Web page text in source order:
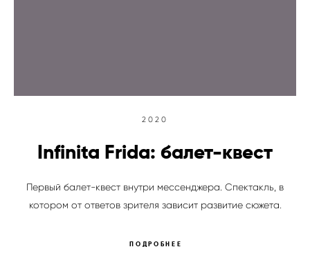
2020
Infinita Frida: балет-квест
Первый балет-квест внутри мессенджера. Спектакль, в
котором от ответов зрителя зависит развитие сюжета
ПОДРОБНЕЕ